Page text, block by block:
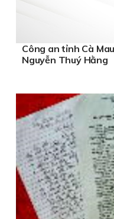
Công an tỉnh Cà
Nguyễn Thuý Hằng